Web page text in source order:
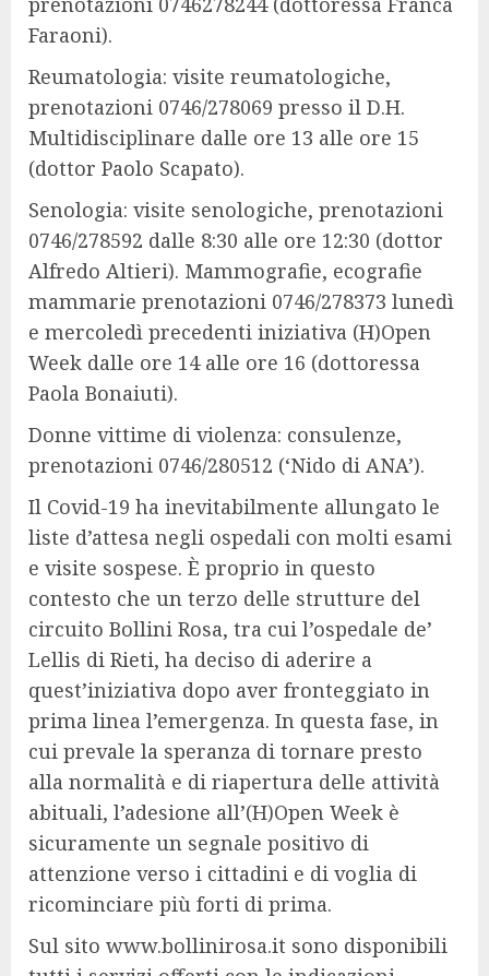
Faraoni).
Reumatologia: visite reumatologiche,
prenotazioni 0746/278069 presso il D.H.
Multidisciplinare dalle ore 13 alle ore 15
(dottor Paolo Scapato).
Senologia: visite senologiche, prenotazioni
0746/278592 dalle 8:30 alle ore 12:30 (dottor
Alfredo Altieri). Mammografie, ecografie
mammarie prenotazioni 0746/278373 lunedì
e mercoledì precedenti iniziativa (H)Open
Week dalle ore 14 alle ore 16 (dottoressa
Paola Bonaiuti).
Donne vittime di violenza: consulenze,
prenotazioni 0746/280512 (‘Nido di ANA’).
Il Covid-19 ha inevitabilmente allungato le
liste d’attesa negli ospedali con molti esami
e visite sospese. È proprio in questo
contesto che un terzo delle strutture del
circuito Bollini Rosa, tra cui l’ospedale de’
Lellis di Rieti, ha deciso di aderire a
quest’iniziativa dopo aver fronteggiato in
prima linea l’emergenza. In questa fase, in
cui prevale la speranza di tornare presto
alla normalità e di riapertura delle attività
abituali, l’adesione all’(H)Open Week è
sicuramente un segnale positivo di
attenzione verso i cittadini e di voglia di
ricominciare più forti di prima.
Sul sito www.bollinirosa.it sono disponibili